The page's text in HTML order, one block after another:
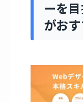
ーを
がおす